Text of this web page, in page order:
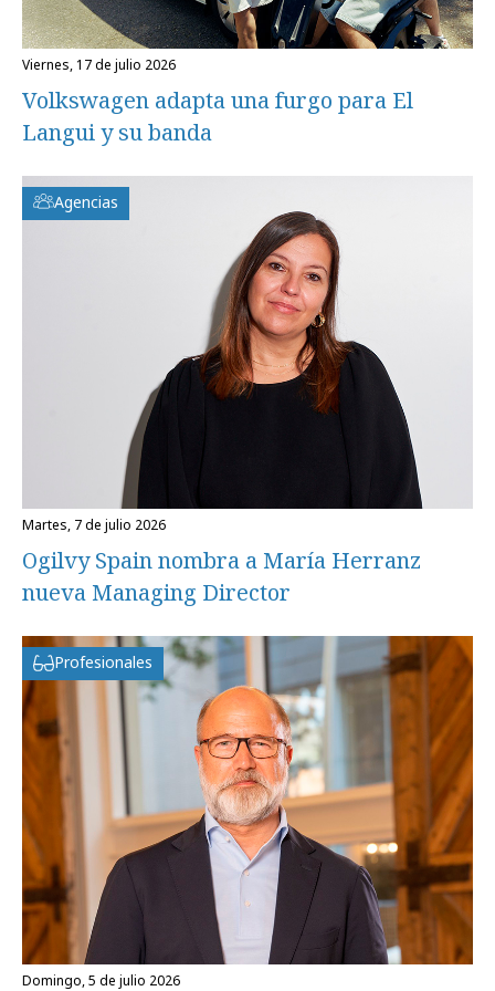
viernes, 17 de julio 2026
Volkswagen adapta una furgo para El
Langui y su banda
Agencias
martes, 7 de julio 2026
Ogilvy Spain nombra a María Herranz
nueva Managing Director
Profesionales
domingo, 5 de julio 2026